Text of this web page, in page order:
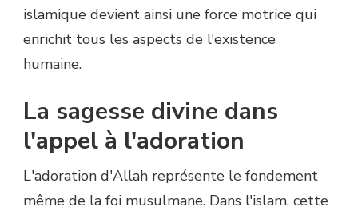
islamique devient ainsi une force motrice qui
enrichit tous les aspects de l'existence
humaine.
La sagesse divine dans
l'appel à l'adoration
L'adoration d'Allah représente le fondement
même de la foi musulmane. Dans l'islam, cette